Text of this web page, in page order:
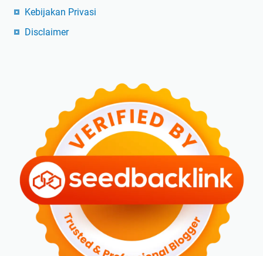
Kebijakan Privasi
Disclaimer